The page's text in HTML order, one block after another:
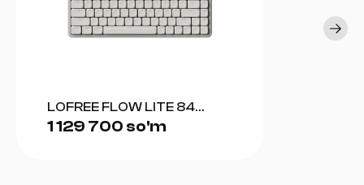
LOFREE FLOW LITE 84
(GRAY)
1 129 700 so'm